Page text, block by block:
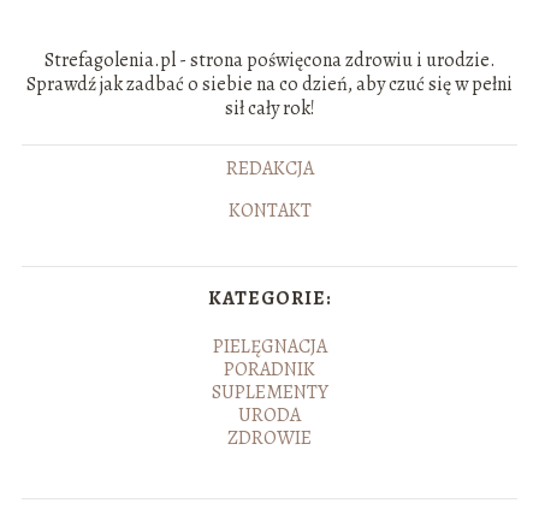
Strefagolenia.pl - strona poświęcona zdrowiu i urodzie.
Sprawdź jak zadbać o siebie na co dzień, aby czuć się w pełni
sił cały rok!
REDAKCJA
KONTAKT
KATEGORIE:
PIELĘGNACJA
PORADNIK
SUPLEMENTY
URODA
ZDROWIE